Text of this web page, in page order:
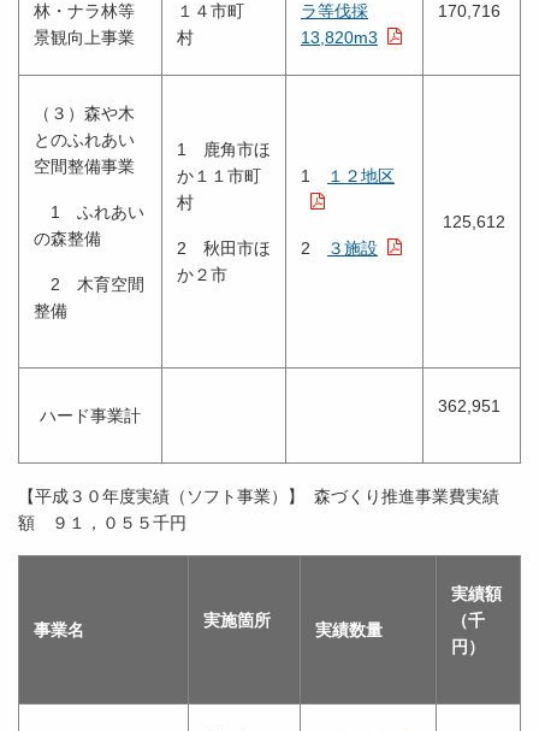
林・ナラ林等
景観向上事業
１４市町
村
ラ等伐採
13,820m3
170,716
（３）森や木
とのふれあい
空間整備事業
1 ふれあい
の森整備
2 木育空間
整備
1 鹿角市ほ
か１１市町
村
2 秋田市ほ
か２市
1 １２地区
2 ３施設
125,612
ハード事業計 362,951
【平成３０年度実績（ソフト事業）】 森づくり推進事業費実績
額 ９１，０５５千円
事業名 実施箇所 実績数量
実績額
（千
円）